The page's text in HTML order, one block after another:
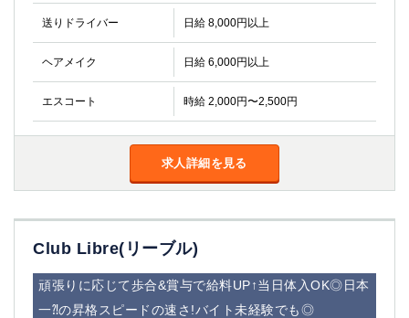
送りドライバー 日給 8,000円以上
ヘアメイク 日給 6,000円以上
エスコート 時給 2,000円〜2,500円
求人詳細を見る
Club Libre(リーブル)
頑張りに応じて歩合&賞与で給料UP↑当日体入OK◎日本
一⁈の昇格スピードの速さ!バイト未経験でも◎
竹ノ塚
三鷹
亀戸
水道橋
新小岩
幡ヶ谷
祖師ヶ谷大蔵
小岩
湯島
久米川
市川
西麻布
関内
横浜
本厚木
新横浜
藤沢
平塚